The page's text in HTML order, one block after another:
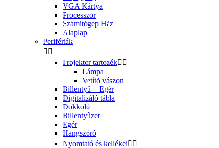
VGA Kártya
Processzor
Számítógép Ház
Alaplap
Perifériák
 
Projektor tartozék 
Lámpa
Vetítõ vászon
Billentyû + Egér
Digitalizáló tábla
Dokkoló
Billentyûzet
Egér
Hangszóró
Nyomtató és kellékei 